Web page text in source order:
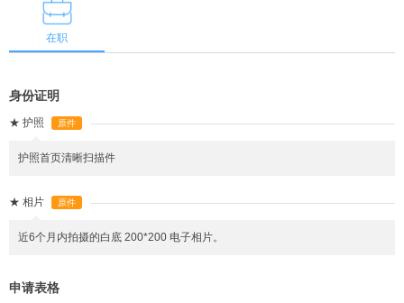
在职
身份证明
★ 护照 原件
护照首页清晰扫描件
★ 相片 原件
近6个月内拍摄的白底 200*200 电子相片。
申请表格